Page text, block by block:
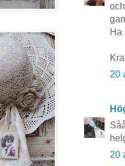
Ha
20
20